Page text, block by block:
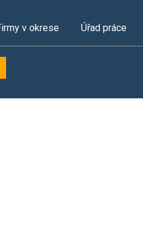
v okrese Úřad práce